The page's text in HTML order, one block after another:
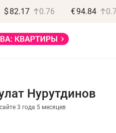
$ 82.17 0.76 €94.84
Нурутдинов
3 года 5 месяцев